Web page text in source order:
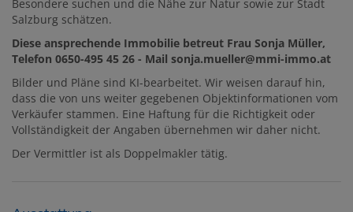
Besondere suchen und die Nähe zur Natur sowie zur Stadt
Salzburg schätzen.
Diese ansprechende Immobilie betreut Frau Sonja Müller,
Telefon 0650-495 45 26 - Mail sonja.mueller@mmi-immo.at
Bilder und Pläne sind KI-bearbeitet. Wir weisen darauf hin,
dass die von uns weiter gegebenen Objektinformationen vom
Verkäufer stammen. Eine Haftung für die Richtigkeit oder
Vollständigkeit der Angaben übernehmen wir daher nicht.
Der Vermittler ist als Doppelmakler tätig.